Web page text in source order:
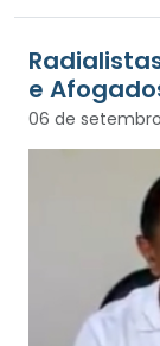
e
06 de